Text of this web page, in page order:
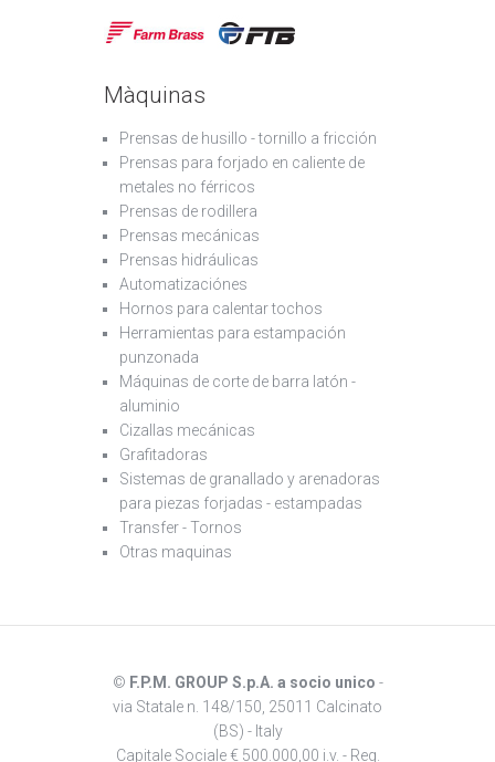
Màquinas
Prensas de husillo - tornillo a fricción
Prensas para forjado en caliente de
metales no férricos
Prensas de rodillera
Prensas mecánicas
Prensas hidráulicas
Automatizaciónes
Hornos para calentar tochos
Herramientas para estampación
punzonada
Máquinas de corte de barra latón -
aluminio
Cizallas mecánicas
Grafitadoras
Sistemas de granallado y arenadoras
para piezas forjadas - estampadas
Transfer - Tornos
Otras maquinas
© F.P.M. GROUP S.p.A. a socio unico -
via Statale n. 148/150, 25011 Calcinato
(BS) - Italy
Capitale Sociale € 500.000,00 i.v. - Reg.